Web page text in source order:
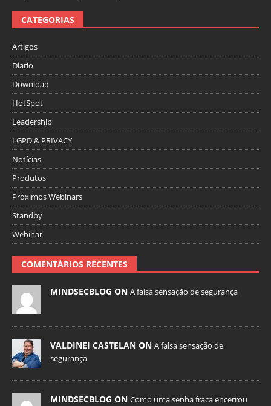
CATEGORIAS
Artigos
Diario
Download
HotSpot
Leadership
LGPD & PRIVACY
Notícias
Produtos
Próximos Webinars
Standby
Webinar
COMENTÁRIOS RECENTES
MINDSECBLOG ON A falsa sensação de segurança
VALDINEI CASTELAN ON A falsa sensação de
segurança
MINDSECBLOG ON Como uma senha fraca encerrou